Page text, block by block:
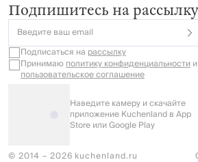
Подпишитесь на рассылку
Введите ваш email
Подписаться на рассылку
Принимаюполитику конфиденциальностии
пользовательское соглашение
Наведите камеру и скачайте
приложение Kuchenland в App
Store или Google Play
© 2014 – 2026 kuchenland.ru